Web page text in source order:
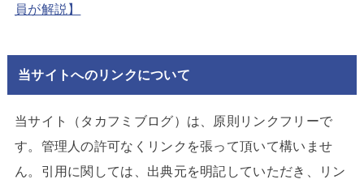
員が解説】
当サイトへのリンクについて
当サイト（タカフミブログ）は、原則リンクフリーで
す。管理人の許可なくリンクを張って頂いて構いませ
ん。引用に関しては、出典元を明記していただき、リン